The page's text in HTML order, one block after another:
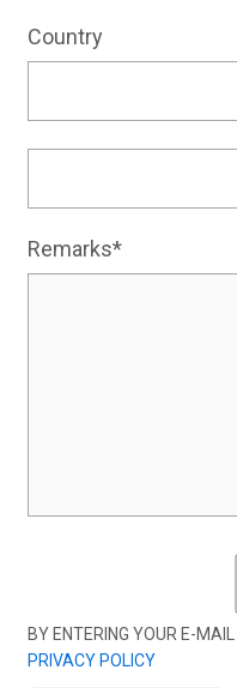
Country
Remarks*
BY ENTERING YOUR E-
PRIVACY POLICY